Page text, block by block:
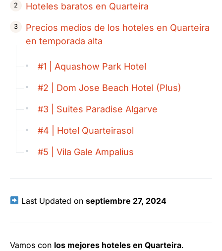
Hoteles baratos en Quarteira
Precios medios de los hoteles en Quarteira
en temporada alta
#1 | Aquashow Park Hotel
#2 | Dom Jose Beach Hotel (Plus)
#3 | Suites Paradise Algarve
#4 | Hotel Quarteirasol
#5 | Vila Gale Ampalius
Last Updated onseptiembre 27, 2024
Vamos con los mejores hoteles en Quarteira.